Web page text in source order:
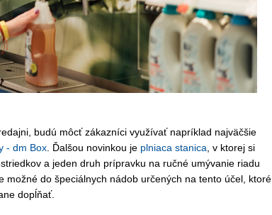
budú môcť zákazníci využívať napríklad najväčšie
- dm Box. Ďalšou novinkou je plniaca stanica , v ktorej si
a jeden druh prípravku na ručné umývanie riadu
možné do špeciálnych nádob určených na tento účel, ktoré
dopĺňať.